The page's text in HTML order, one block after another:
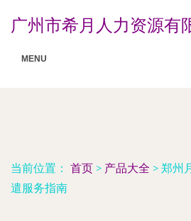
广州市希月人力资源有
MENU
当前位置： 首页 > 产品大全 > 郑州
遣服务指南